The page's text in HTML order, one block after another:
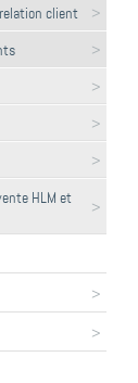
client
HLM et